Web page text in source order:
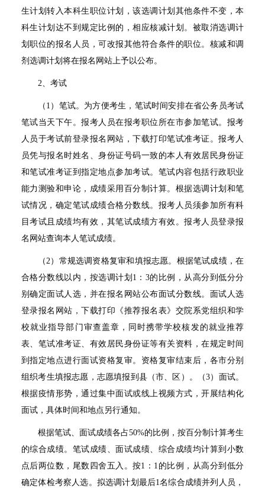
生计划转入本科生职位计划，该选调计划其他条件不变，本
科生计划达不到规定比例的，相应核减计划。被取消选调计
划职位的报名人员，可改报其他符合条件的职位。核减和调
剂选调计划将在报名网站上予以公布。
2、考试
（ 1 ）笔试。为方便考生，笔试时间安排在省公务员考试
笔试当天下午。报考人员在报考职位所在市参加笔试。报考
人员于考试前登录报名网站，下载打印笔试准考证。报考人
员凭与报名时姓名、身份证号码一致的本人有效居民身份证
和笔试准考证到指定地点参加考试。笔试内容包括行政职业
能力测验和申论，成绩采用百分制计算。根据选调计划和笔
试情况，确定笔试成绩合格分数线。报考人员须参加所有科
目考试且成绩均有效，其笔试成绩方有效。报考人员登录报
名网站查询本人笔试成绩。
（2）常规选调资格复审和填报志愿。根据笔试成绩，在
合格分数线以内，按选调计划 1 ： 3的比例，从高分到低分分
别确定面试人选，并在报名网站公布面试分数线。面试人选
登录报名网站，下载打印《推荐报名表》交院系党组织和学
校就业指导部门审查盖章，同时携带学校核发的就业推荐
表、笔试准考证、有效居民身份证等有关资料，在规定时间
到指定地点进行面试资格复审。资格复审结束后，各市分别
组织考生填报志愿，志愿填报到县（市、区）。（3）面试。
根据疫情形势，通过集中面试或线上视频方式，开展结构化
面试，具体时间和地点另行通知。
根据笔试、面试成绩各占50%的比例，按百分制计算考生
的综合成绩。笔试成绩、面试成绩、综合成绩均计算到小数
点后两位数，尾数四舍五入。按1 ： 1 的比例，从高分到低分
确定体检考察人选。拟选调计划最后1名综合成绩并列人员，